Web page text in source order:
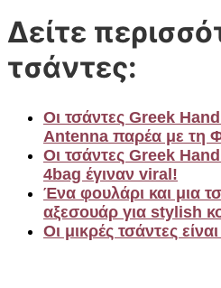
Δείτε
τσάντες:
Οι τσάντες Greek
Antenna παρέα με τη
Οι τσάντες Greek
4bag έγιναν viral!
Ένα φουλάρι και μια
αξεσουάρ για stylish
Οι μικρές τσάντες